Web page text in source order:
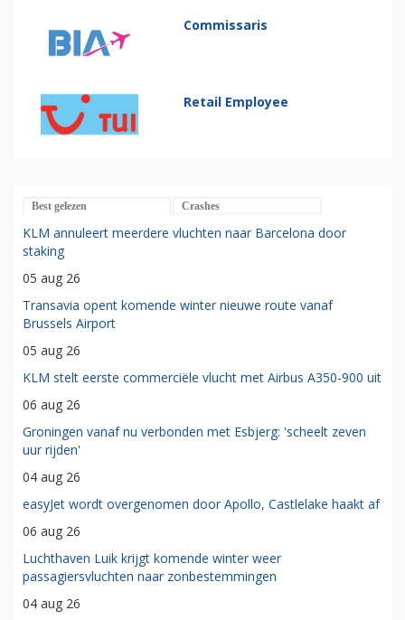
Commissaris
Retail Employee
Best gelezen Crashes
KLM annuleert meerdere vluchten naar Barcelona door
staking
05 aug 26
Transavia opent komende winter nieuwe route vanaf
Brussels Airport
05 aug 26
KLM stelt eerste commerciële vlucht met Airbus A350-900 uit
06 aug 26
Groningen vanaf nu verbonden met Esbjerg: 'scheelt zeven
uur rijden'
04 aug 26
easyJet wordt overgenomen door Apollo, Castlelake haakt af
06 aug 26
Luchthaven Luik krijgt komende winter weer
passagiersvluchten naar zonbestemmingen
04 aug 26